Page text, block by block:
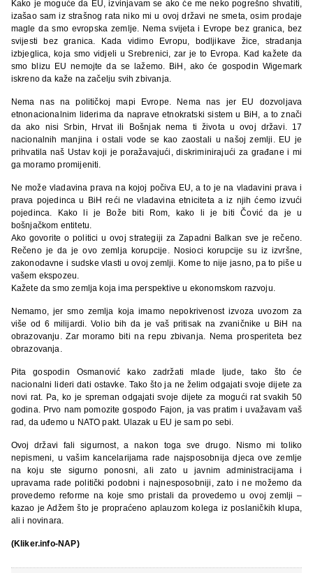
Kako je moguće da EU, izvinjavam se ako će me neko pogrešno shvatiti,
izašao sam iz strašnog rata niko mi u ovoj državi ne smeta, osim prodaje
magle da smo evropska zemlje. Nema svijeta i Evrope bez granica, bez
svijesti bez granica. Kada vidimo Evropu, bodljikave žice, stradanja
izbjeglica, koja smo vidjeli u Srebrenici, zar je to Evropa. Kad kažete da
smo blizu EU nemojte da se lažemo. BiH, ako će gospodin Wigemark
iskreno da kaže na začelju svih zbivanja.
Nema nas na političkoj mapi Evrope. Nema nas jer EU dozvoljava
etnonacionalnim liderima da naprave etnokratski sistem u BiH, a to znači
da ako nisi Srbin, Hrvat ili Bošnjak nema ti života u ovoj državi. 17
nacionalnih manjina i ostali vode se kao zaostali u našoj zemlji. EU je
prihvatila naš Ustav koji je poražavajući, diskriminirajući za građane i mi
ga moramo promijeniti.
Ne može vladavina prava na kojoj počiva EU, a to je na vladavini prava i
prava pojedinca u BiH reći ne vladavina etniciteta a iz njih ćemo izvući
pojedinca. Kako li je Bože biti Rom, kako li je biti Čović da je u
bošnjačkom entitetu.
Ako govorite o politici u ovoj strategiji za Zapadni Balkan sve je rečeno.
Rečeno je da je ovo zemlja korupcije. Nosioci korupcije su iz izvršne,
zakonodavne i sudske vlasti u ovoj zemlji. Kome to nije jasno, pa to piše u
vašem ekspozeu.
Kažete da smo zemlja koja ima perspektive u ekonomskom razvoju.
Nemamo, jer smo zemlja koja imamo nepokrivenost izvoza uvozom za
više od 6 milijardi. Volio bih da je vaš pritisak na zvaničnike u BiH na
obrazovanju. Zar moramo biti na repu zbivanja. Nema prosperiteta bez
obrazovanja.
Pita gospodin Osmanović kako zadržati mlade ljude, tako što će
nacionalni lideri dati ostavke. Tako što ja ne želim odgajati svoje dijete za
novi rat. Pa, ko je spreman odgajati svoje dijete za mogući rat svakih 50
godina. Prvo nam pomozite gospođo Fajon, ja vas pratim i uvažavam vaš
rad, da uđemo u NATO pakt. Ulazak u EU je sam po sebi.
Ovoj državi fali sigurnost, a nakon toga sve drugo. Nismo mi toliko
nepismeni, u vašim kancelarijama rade najsposobnija djeca ove zemlje
na koju ste sigurno ponosni, ali zato u javnim administracijama i
upravama rade politički podobni i najnesposobniji, zato i ne možemo da
provedemo reforme na koje smo pristali da provedemo u ovoj zemlji –
kazao je Adžem što je propraćeno aplauzom kolega iz poslaničkih klupa,
ali i novinara.
(Kliker.info-NAP)